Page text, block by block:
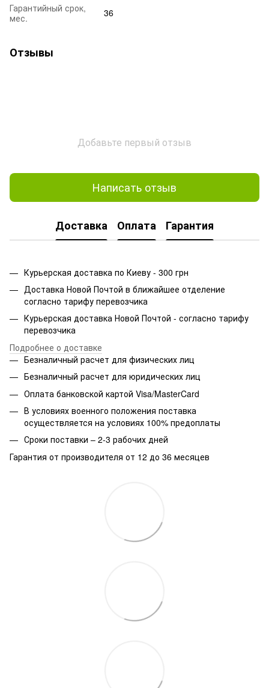
Гарантийный срок,
мес.
36
Отзывы
Добавьте первый отзыв
Написать отзыв
Доставка Оплата Гарантия
Курьерская доставка по Киеву - 300 грн
Доставка Новой Почтой в ближайшее отделение
согласно тарифу перевозчика
Курьерская доставка Новой Почтой - согласно тарифу
перевозчика
Подробнее о доставке
Безналичный расчет для физических лиц
Безналичный расчет для юридических лиц
Оплата банковской картой Visa/MasterCard
В условиях военного положения поставка
осуществляется на условиях 100% предоплаты
Сроки поставки – 2-3 рабочих дней
Гарантия от производителя от 12 до 36 месяцев